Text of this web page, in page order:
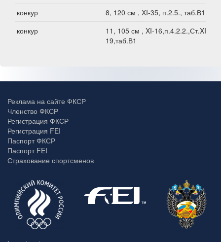
конкур
8, 120 см , XI-35, п.2.5., таб.В1
конкур
11, 105 см , XI-16,п.4.2.2.,Ст.XI-
19,таб.В1
Реклама на сайте ФКСР
Членство ФКСР
Регистрация ФКСР
Регистрация FEI
Паспорт ФКСР
Паспорт FEI
Страхование спортсменов